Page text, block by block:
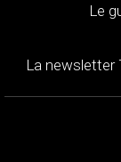
Le
La newsletter